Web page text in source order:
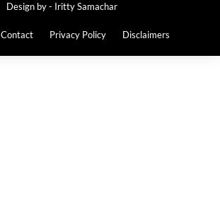
Design by - Iritty Samachar
Contact Privacy Policy Disclaimers